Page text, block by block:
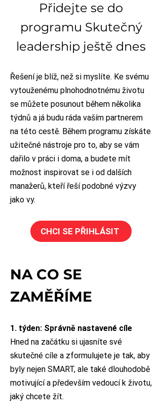
Přidejte se do
programu Skutečný
leadership ještě dnes
Řešení je blíž, než si myslíte. Ke svému
vytouženému plnohodnotnému životu
se můžete posunout během několika
týdnů a já budu ráda vaším partnerem
na této cestě. Během programu získáte
užitečné nástroje pro to, aby se vám
dařilo v práci i doma, a budete mít
možnost inspirovat se i od dalších
manažerů, kteří řeší podobné výzvy
jako vy.
CHCI SE PŘIHLÁSIT
NA CO SE
ZAMĚŘÍME
1. týden: Správně nastavené cíle
Hned na začátku si ujasníte své
skutečné cíle a zformulujete je tak, aby
byly nejen SMART, ale také dlouhodobě
motivující a především vedoucí k životu,
jaký chcete žít.